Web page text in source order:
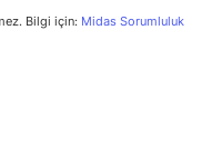
Bilgi için: Midas Sorumluluk